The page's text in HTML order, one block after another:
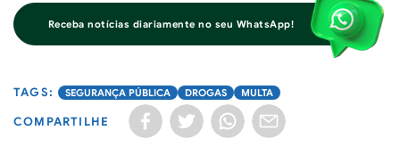
Receba notícias diariamente no seu WhatsApp!
SEGURANÇA PÚBLICA DROGAS MULTA
COMPARTILHE